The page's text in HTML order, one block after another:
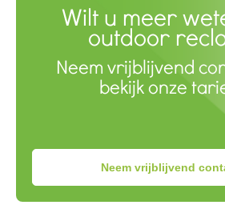
Wilt u meer
outdoor
Neem vrijblijvend
bekijk onze
Neem vrijblijvend